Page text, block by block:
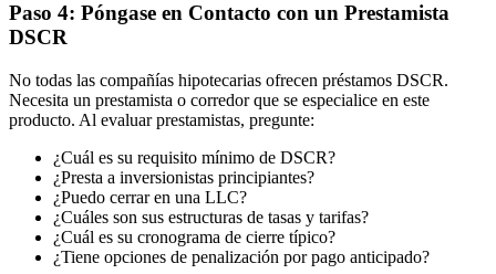
Paso 4: Póngase en Contacto con un Prestamista
DSCR
No todas las compañías hipotecarias ofrecen préstamos DSCR.
Necesita un prestamista o corredor que se especialice en este
producto. Al evaluar prestamistas, pregunte:
¿Cuál es su requisito mínimo de DSCR?
¿Presta a inversionistas principiantes?
¿Puedo cerrar en una LLC?
¿Cuáles son sus estructuras de tasas y tarifas?
¿Cuál es su cronograma de cierre típico?
¿Tiene opciones de penalización por pago anticipado?